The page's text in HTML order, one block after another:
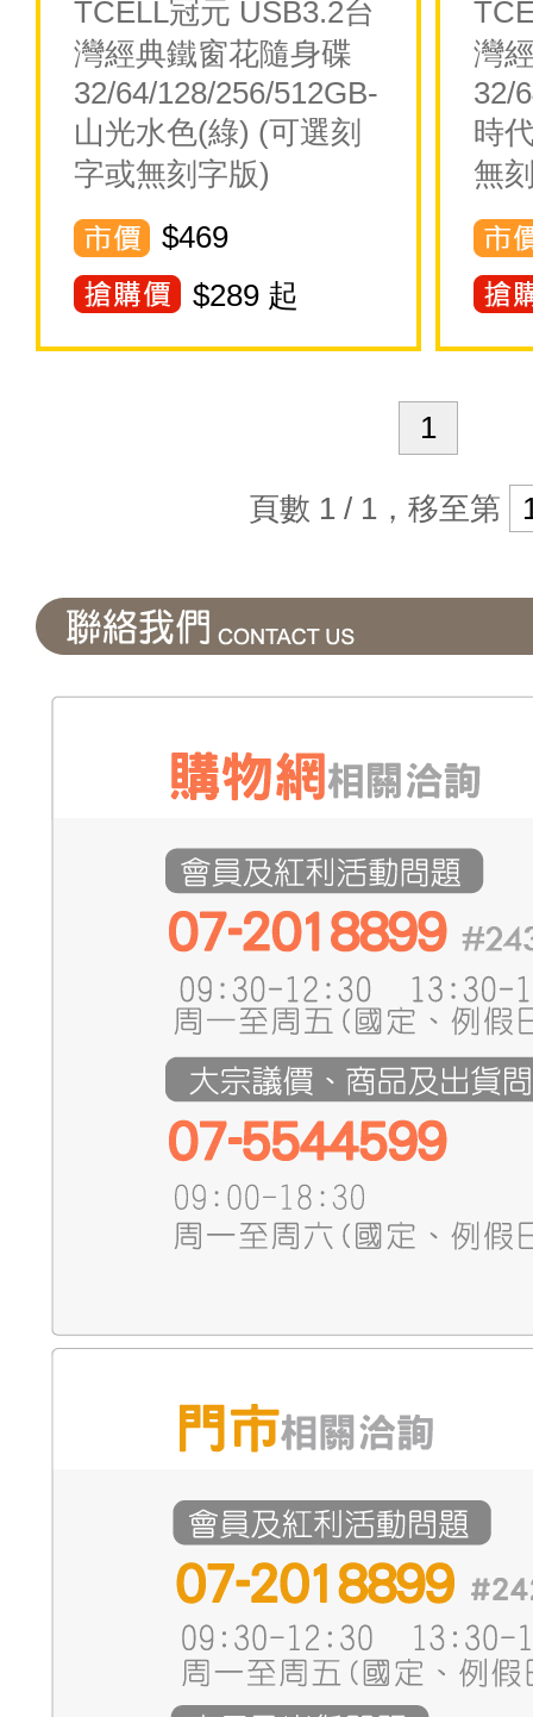
TCELL冠元 USB3.2台
灣經典鐵窗花隨身碟
32/64/128/256/512GB-
山光水色(綠) (可選刻
字或無刻字版)
$469
$289 起
灣
32/
時
無
1
頁數 1 / 1，移至第